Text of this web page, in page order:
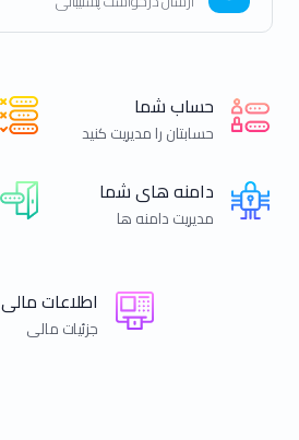
حساب شما
حسابتان را مدیریت کنید
دامنه های شما
مدیریت دامنه ها
اطلاعات مالی
جزئیات مالی